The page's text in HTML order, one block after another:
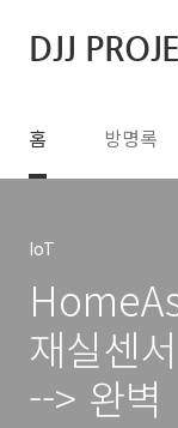
DJJ
홈 방명록
IoT
재실센
--> 완벽